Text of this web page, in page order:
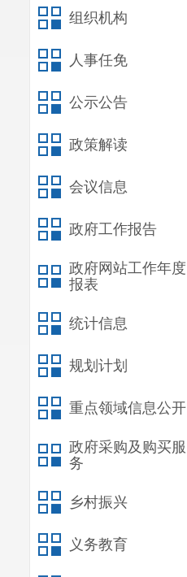
组织机构
人事任免
公示公告
政策解读
会议信息
政府工作报告
政府网站工作年度
报表
统计信息
规划计划
重点领域信息公开
政府采购及购买服
务
乡村振兴
义务教育